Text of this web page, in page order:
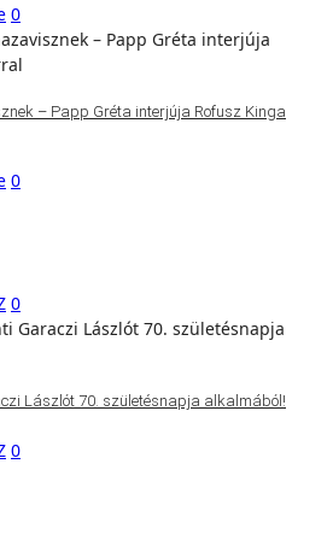
0
– Papp Gréta interjúja Rofusz Kinga
0
0
Lászlót 70. születésnapja alkalmából!
0